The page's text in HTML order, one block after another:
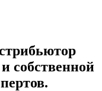
собственной